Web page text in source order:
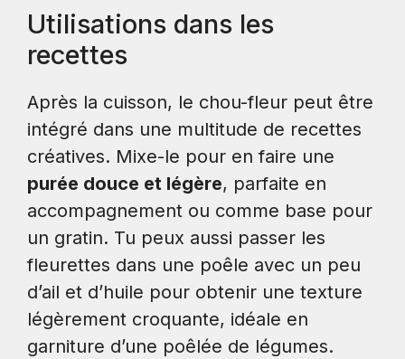
Utilisations dans les
recettes
Après la cuisson, le chou-fleur peut être
intégré dans une multitude de recettes
créatives. Mixe-le pour en faire une
purée douce et légère, parfaite en
accompagnement ou comme base pour
un gratin. Tu peux aussi passer les
fleurettes dans une poêle avec un peu
d’ail et d’huile pour obtenir une texture
légèrement croquante, idéale en
garniture d’une poêlée de légumes.